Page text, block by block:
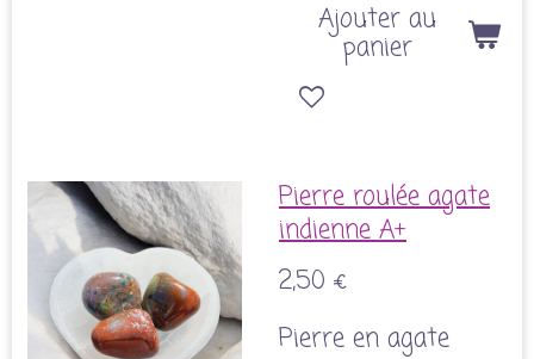
Ajouter au
panier
Pierre roulée agate
indienne A+
2,50 €
Pierre en agate